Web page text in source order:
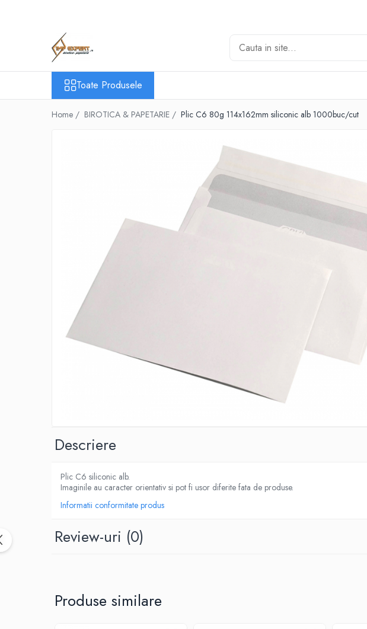
Toate Produsele
BIROTICA & PAPETARIE
ORGANIZARE & ARHIVARE
BIBLIORAFTURI & CAIETE MECANICE
ACCESORII ARHIVARE
HARTIE PENTRU COPIATOR SI
HARTIE & CARTON COLOR
TIPIZATE & HARTII OPERATIONALE
PLICURI PENTRU CORESPONDENTA,
DOCUMENTE & SPECIALE
ETICHETE AUTOADEZIVE
CUBURI DIN HARTIE & CUBURI NOTES
TAVITE & SUPORT PENTRU
SUPORT ACCESORII PENTRU SCRIS
BANDA ADEZIVA & DISPENCERE
CORECTURA
Toate Produsele
Home / BIROTICA & PAPETARIE / Plic C6 80g 114x162mm siliconic alb 1000buc/cut
Descriere
Plic C6 siliconic alb.
Imaginile au caracter orientativ si pot fi usor diferite fata de produse.
Informatii conformitate produs
Review-uri (0)
Produse similare